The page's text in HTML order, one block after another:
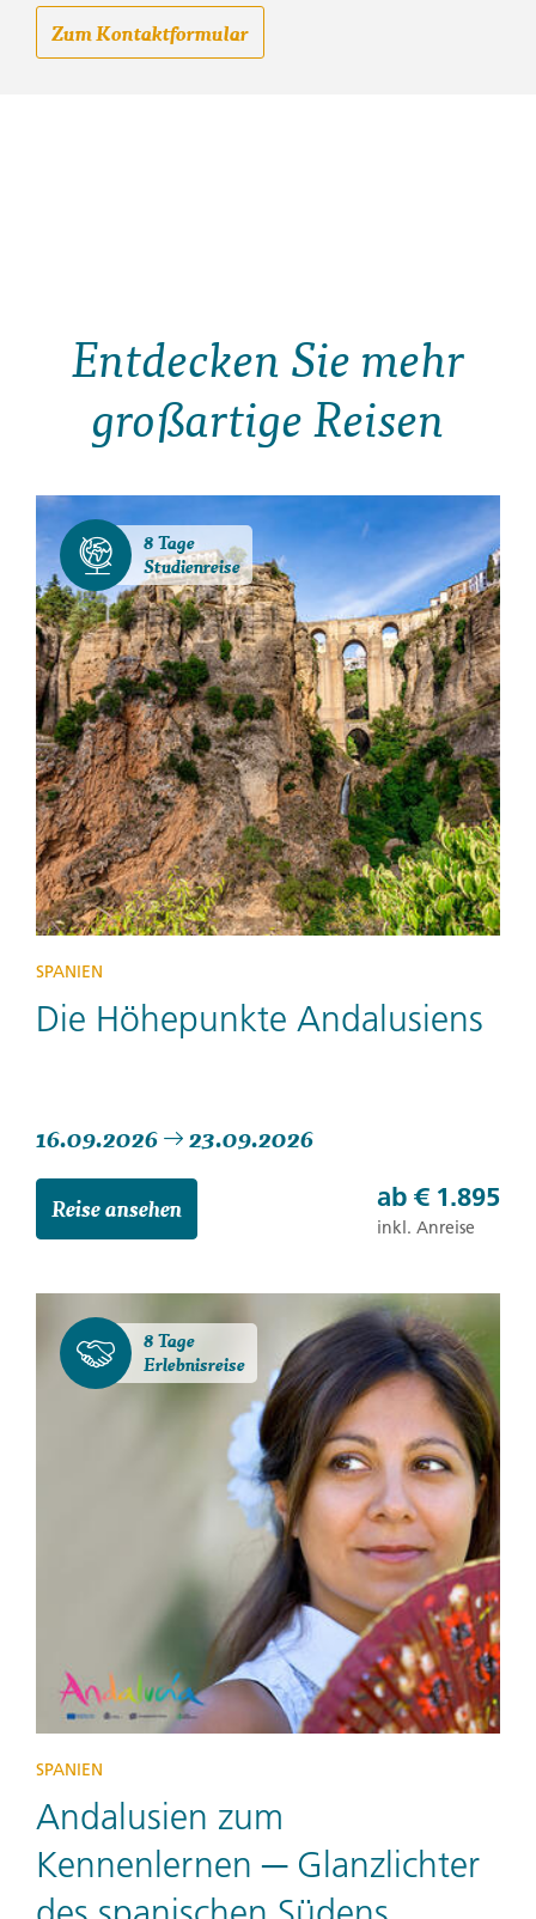
Zum Kontaktformular
Entdecken Sie mehr
großartige Reisen
8 Tage
Studienreise
SPANIEN
Die Höhepunkte Andalusiens
16.09.2026 23.09.2026
Reise ansehen ab € 1.895
inkl. Anreise
8 Tage
Erlebnisreise
SPANIEN
Andalusien zum
Kennenlernen ─ Glanzlichter